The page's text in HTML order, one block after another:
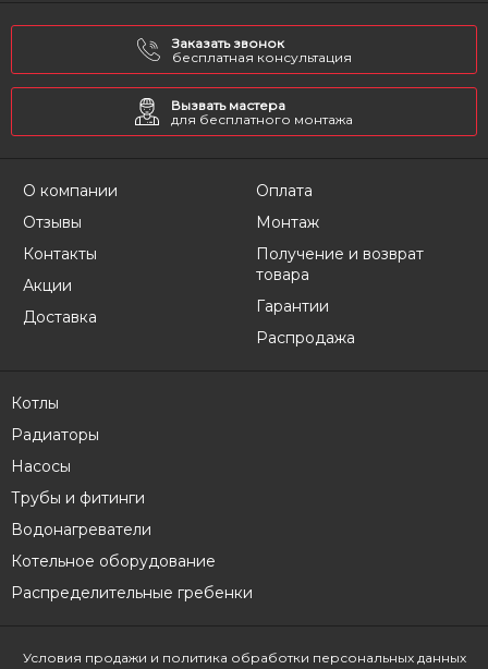
Заказать звонок
бесплатная консультация
Вызвать мастера
для бесплатного монтажа
О компании
Отзывы
Контакты
Акции
Доставка
Оплата
Монтаж
Получение и возврат
товара
Гарантии
Распродажа
Котлы
Радиаторы
Насосы
Трубы и фитинги
Водонагреватели
Котельное оборудование
Распределительные гребенки
Условия продажи и политика обработки персональных данных